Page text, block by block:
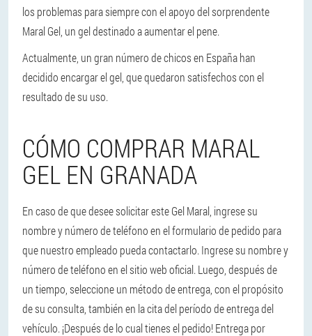
los problemas para siempre con el apoyo del sorprendente
Maral Gel, un gel destinado a aumentar el pene.
Actualmente, un gran número de chicos en España han
decidido encargar el gel, que quedaron satisfechos con el
resultado de su uso.
CÓMO COMPRAR MARAL
GEL EN GRANADA
En caso de que desee solicitar este Gel Maral, ingrese su
nombre y número de teléfono en el formulario de pedido para
que nuestro empleado pueda contactarlo. Ingrese su nombre y
número de teléfono en el sitio web oficial. Luego, después de
un tiempo, seleccione un método de entrega, con el propósito
de su consulta, también en la cita del período de entrega del
vehículo. ¡Después de lo cual tienes el pedido! Entrega por